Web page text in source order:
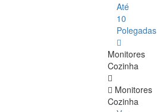
Até
10
Polegadas
Monitores
Cozinha
Monitores
Cozinha